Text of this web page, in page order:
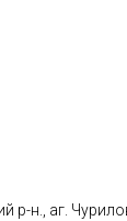
р-н., аг.